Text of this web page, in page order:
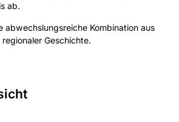
ab.
abwechslungsreiche Kombination aus
Geschichte.